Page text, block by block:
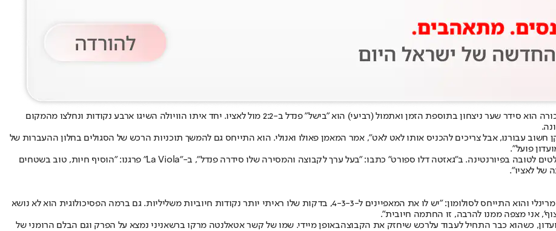
. בהופעת הבכורה הוא סידר שער ניצחון בתוספת הזמן ואתמול (רביעי) הוא "בישל" פנדל ב-2:2 מול לאציו. יחד איתו הוויולה השיגו ארבע נקודות ונחלצו מהמקום
כמחליף ואתמול עלה בדקה ה-68. "סולומון שחקן חשוב עבורנו, אבל צריכים להכניס אותו לאט לאט", אמר המאמן פאולו ואנולי. הוא התייחס גם להמשך תוכניות הרכש של הסגולים בחלון ההעברות של
פועל".
הציונים שקיבל סולומון בכלי התקשורת נעו בין 6 ל-6.5 והוא היה מהבולטים לטובה בפיורנטינה. ב"גאזטה דלו ספורט" כתבו: "בעל ערך לקבוצה והמסירה שלו סידרה פנדל", ב-"La Viola" פרגנו: "הוסיף חיות, טוב בשטחים
של לאציו".
עוד לפני המשחק, ברדיו "פירנצה ויולה" ראיינו את סוכן השחקנים ג'וליו מרינלי והוא התייחס לסולומון: "יש לו את המאפיינים ל-4-3-3, בדקות שלו ראיתי יותר נקודות חיוביות משליליות. גם ברמה הפסיכולוגית הוא לא נושא
אני מצפה ממנו להרבה, זו החתמה חיובית".
כשהוא כבר התחיל לעבוד עלרכש שיחזק את הקבוצהבאופן מיידי. שמו של קשר אטאלנטה מרקו ברשאניני נמצא על הפרק וגם הבלם הרומני של